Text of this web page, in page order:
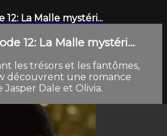
12: La Malle mystéri...
12: La Malle mystéri...
les trésors et les fantômes,
découvrent une romance
Jasper Dale et Olivia.